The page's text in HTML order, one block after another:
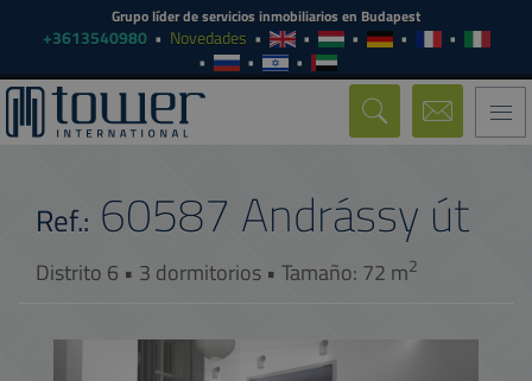
Grupo líder de servicios inmobiliarios en Budapest
+3613540980 Novedades
Andrássy út
Ref.: 60587
Distrito 6 • 3 dormitorios • Tamaño: 72 m2